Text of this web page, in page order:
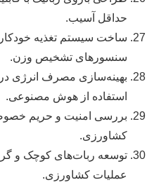
حداقل آسیب.
ساخت سیستم تغذیه خودکار
سنسورهای تشخیص وزن.
بهینه‌سازی مصرف انرژی
استفاده از هوش مصنوعی.
بررسی امنیت و حریم
کشاورزی.
عملیات کشاورزی.